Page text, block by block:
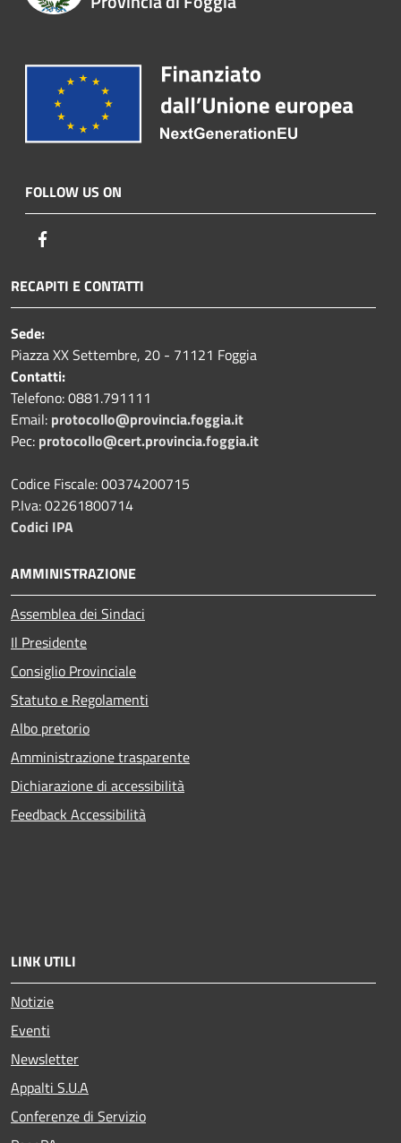
FOLLOW US ON
RECAPITI E CONTATTI
Sede:
Piazza XX Settembre, 20 - 71121 Foggia
Contatti:
Telefono: 0881.791111
Email: protocollo@provincia.foggia.it
Pec: protocollo@cert.provincia.foggia.it
Codice Fiscale: 00374200715
P.Iva: 02261800714
Codici IPA
AMMINISTRAZIONE
Assemblea dei Sindaci
Il Presidente
Consiglio Provinciale
Statuto e Regolamenti
Albo pretorio
Amministrazione trasparente
Dichiarazione di accessibilità
Feedback Accessibilità
LINK UTILI
Notizie
Eventi
Newsletter
Appalti S.U.A
Conferenze di Servizio